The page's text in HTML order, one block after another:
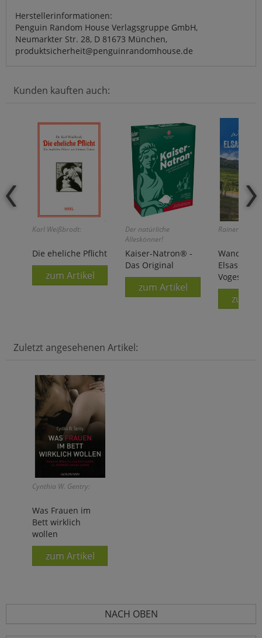
Herstellerinformationen:
Penguin Random House Verlagsgruppe GmbH,
Neumarkter Str. 28, D 81673 München,
produktsicherheit@penguinrandomhouse.de
Kunden kauften auch:
Karl Weißbrodt:
Die eheliche Pflicht
zum Artikel
Der natürliche
Alleskönner!
Kaiser-Natron® -
Das Original
zum Artikel
Rainer D.
Elsass und
Vogesen
zum
Zuletzt angesehenen Artikel:
Cynthia W. Gentry:
Was Frauen im
Bett wirklich
wollen
zum Artikel
NACH OBEN